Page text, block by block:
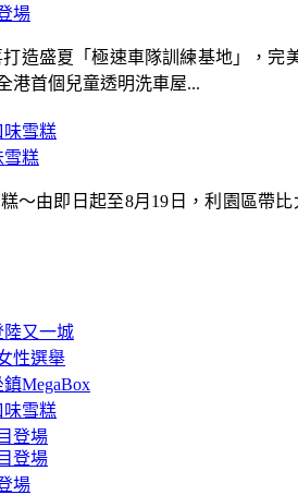
場
打造盛夏「極速車隊訓練基地」，
港首個兒童透明洗車屋...
雪糕
～由即日起至8月19日，利園區帶
場